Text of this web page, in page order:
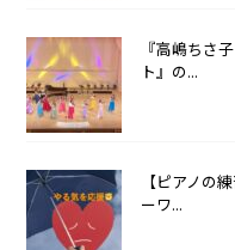
『高嶋ちさ
ト』の...
【ピアノの
ーワ...